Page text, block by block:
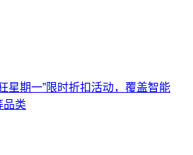
星期一”限时折扣活动，覆盖智能
品类